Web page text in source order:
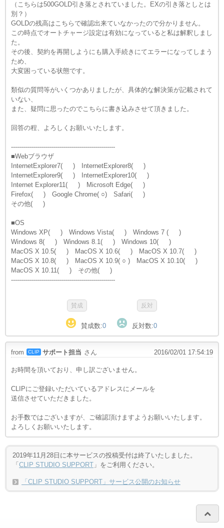
（こちらは500GOLD引き落とされていました。EXの引き落としとは
別？）
GOLDの残高はこちらで確認出来ていなかったので分かりません。
この時点でオートチャージ設定は有効になっていると私は解釈しまし
た。
その後、契約を再開しようにも購入手続きにてエラーになってしまう
ため、
大変困っている状態です。
類似の質問等がいくつかありましたが、 具体的な解決策が記載されて
いない、
また、疑問に思ったのでこちらに書き込みさせて頂きました。
回答の程、よろしくお願いいたします。
----------------------------------------------------
■Webブラウザ
InternetExplorer7( ) InternetExplorer8( )
InternetExplorer9( ) InternetExplorer10( )
Internet Explorer11( ) Microsoft Edge( )
Firefox( ) Google Chrome( ○) Safari( )
その他( )
■OS
Windows XP( ) Windows Vista( ) Windows 7 ( )
Windows 8( ) Windows 8.1( ) Windows 10( )
MacOS X 10.5( ) MacOS X 10.6( ) MacOS X 10.7( )
MacOS X 10.8( ) MacOS X 10.9( ○ ) MacOS X 10.10( )
MacOS X 10.11( ) その他( )
----------------------------------------------------
賛成数:0 反対数:0
from CLIP サポート担当 さん 2016/02/01 17:54:19
お時間を頂いており、申し訳ございません。
CLIPにご登録いただいているアドレスにメールを
送信させていただきました。
お手数ではございますが、ご確認頂けますようお願いいたします。
よろしくお願いいたします。
2019年11月28日に本サービスの投稿受付は終了いたしました。
「 CLIP STUDIO SUPPORT 」をご利用ください。
「CLIP STUDIO SUPPORT」サービス公開のお知らせ